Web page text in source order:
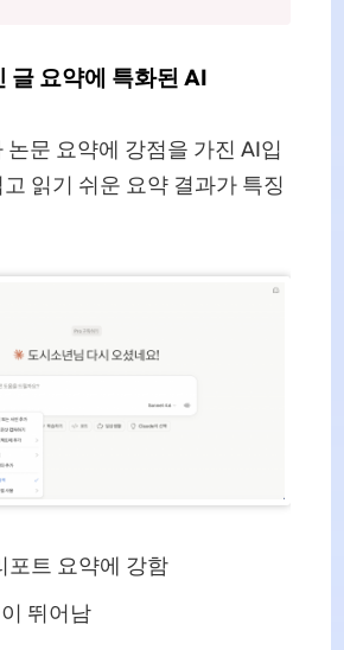
글 요약에 특화된 AI
논문 요약에 강점을 가진 AI입
읽기 쉬운 요약 결과가 특징
포트 요약에 강함
뛰어남